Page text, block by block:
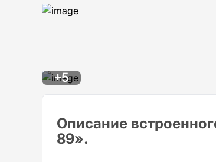
+5
Описание
89».